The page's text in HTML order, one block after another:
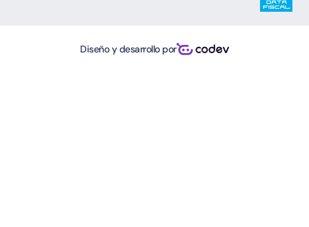
Diseño y desarrollo por